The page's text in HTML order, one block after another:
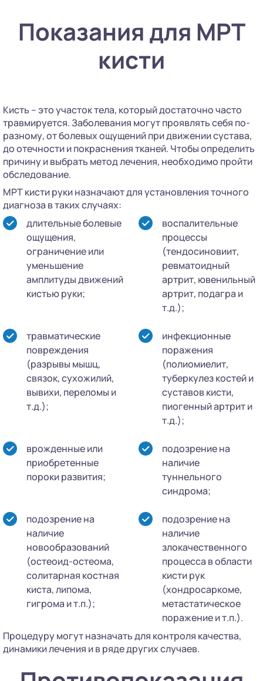
Показания для МРТ
кисти
Кисть – это участок тела, который достаточно часто
травмируется. Заболевания могут проявлять себя по-
разному, от болевых ощущений при движении сустава,
до отечности и покраснения тканей. Чтобы определить
причину и выбрать метод лечения, необходимо пройти
обследование.
МРТ кисти руки назначают для установления точного
диагноза в таких случаях:
длительные болевые
ощущения,
ограничение или
уменьшение
амплитуды движений
кистью руки;
воспалительные
процессы
(тендосиновиит,
ревматоидный
артрит, ювенильный
артрит, подагра и
т.д.);
травматические
повреждения
(разрывы мышц,
связок, сухожилий,
вывихи, переломы и
т.д.);
инфекционные
поражения
(полиомиелит,
туберкулез костей и
суставов кисти,
пиогенный артрит и
т.д.);
врожденные или
приобретенные
пороки развития;
подозрение на
наличие
туннельного
синдрома;
подозрение на
наличие
новообразований
(остеоид-остеома,
солитарная костная
киста, липома,
гигрома и т.п.);
подозрение на
наличие
злокачественного
процесса в области
кисти рук
(хондросаркоме,
метастатическое
поражение и т.п.).
Процедуру могут назначать для контроля качества,
динамики лечения и в ряде других случаев.